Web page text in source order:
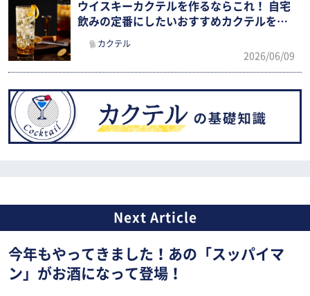
ウイスキーカクテルを作るならこれ！ 自宅
飲みの定番にしたいおすすめカクテルを紹
カクテル
2026/06/09
今年もやってきました！あの「スッパイマ
ン」がお酒になって登場！